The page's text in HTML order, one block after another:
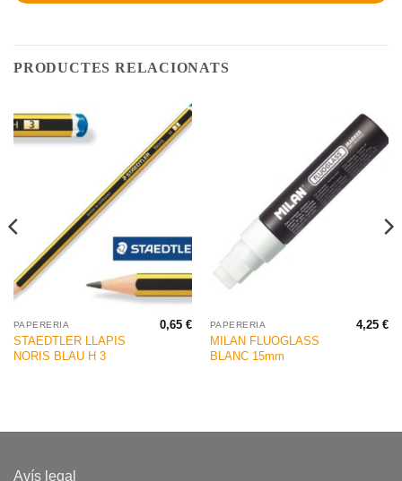
PRODUCTES RELACIONATS
PAPERERIA
STAEDTLER LLAPIS
NORIS BLAU H 3
0,65€ PAPERERIA
MILAN FLUOGLASS
BLANC 15mm
4,25€
Avís legal